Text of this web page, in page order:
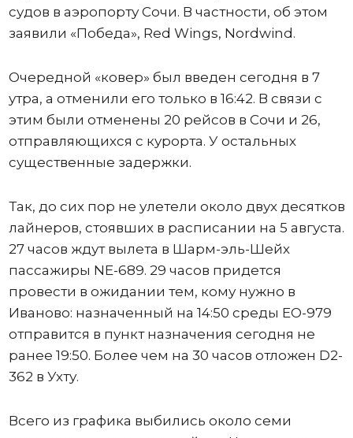
судов в аэропорту Сочи. В частности, об этом
заявили «Победа», Red Wings, Nordwind.
Очередной «ковер» был введен сегодня в 7
утра, а отменили его только в 16:42. В связи с
этим были отменены 20 рейсов в Сочи и 26,
отправляющихся с курорта. У остальных
существенные задержки.
Так, до сих пор не улетели около двух десятков
лайнеров, стоявших в расписании на 5 августа.
27 часов ждут вылета в Шарм-эль-Шейх
пассажиры NE-689. 29 часов придется
провести в ожидании тем, кому нужно в
Иваново: назначенный на 14:50 среды ЕО-979
отправится в пункт назначения сегодня не
ранее 19:50. Более чем на 30 часов отложен D2-
362 в Ухту.
Всего из графика выбились около семи